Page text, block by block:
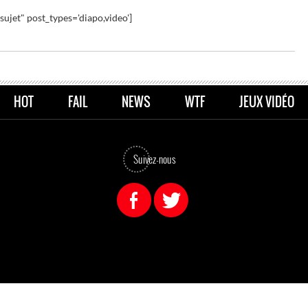
post_types='diapo,video']
HOT FAIL NEWS WTF JEUX VIDÉO
Suivez-nous